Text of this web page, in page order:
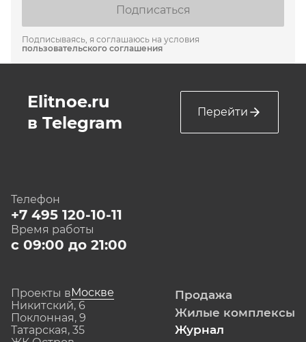
Подписаться
Подписываясь, я соглашаюсь на условия
пользовательского соглашения
Elitnoe.ru
в Telegram
Перейти
Телефон
+7 495 120-10-11
Время работы
с 09:00 до 21:00
Проекты вМоскве
Никитский, 6
Поклонная, 9
Татарская, 35
Продажа
Жилые комплексы
Журнал